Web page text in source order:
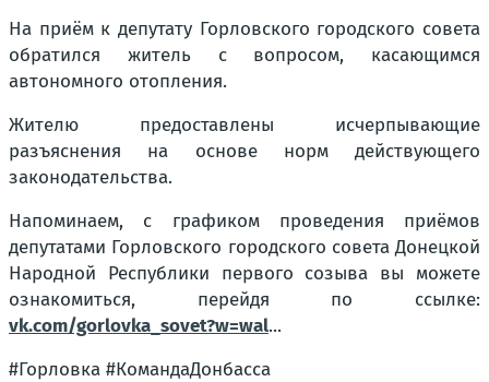
На приём к депутату Горловского городского совета
обратился житель с вопросом, касающимся
автономного отопления.
Жителю предоставлены исчерпывающие
разъяснения на основе норм действующего
законодательства.
Напоминаем, с графиком проведения приёмов
депутатами Горловского городского совета Донецкой
Народной Республики первого созыва вы можете
ознакомиться, перейдя по ссылке:
vk.com/gorlovka_sovet?w=wal...
#Горловка #КомандаДонбасса